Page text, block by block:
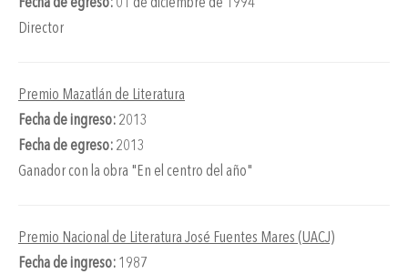
significativa (…), muy informada, muy culta, y, al propio
tiempo, de una gran emotividad”. Agradecemos a editorial
de Alonso Arreola. D.R. © UNAM 2015
Director
Premio Mazatlán de Literatura
Fecha de ingreso: 2013
Fecha de egreso: 2013
Ganador con la obra "En el centro del año"
Premio Nacional de Literatura José Fuentes Mares (UACJ)
Fecha de ingreso: 1987